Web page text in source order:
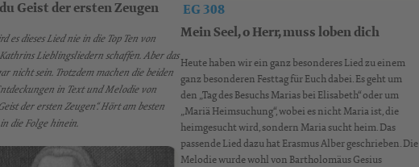
Geist der ersten Zeugen
es dieses Lied nie in die Top Ten von
Lieblingsliedern schaffen. Aber das
nicht sein. Trotzdem machen die beiden
in Text und Melodie von
der ersten Zeugen“. Hört am besten
die Folge hinein.
EG 308
Mein Seel, o Herr, muss loben dich
Heute haben wir ein ganz besonderes Lied zu einem
ganz besonderen Festtag für Euch dabei. Es geht um
den „Tag des Besuchs Marias bei Elisabeth“ oder um
„Mariä Heimsuchung“, wobei es nicht Maria ist, die
heimgesucht wird, sondern Maria sucht heim. Das
passende Lied dazu hat Erasmus Alber geschrieben. Die
Melodie wurde wohl von Bartholomäus Gesius